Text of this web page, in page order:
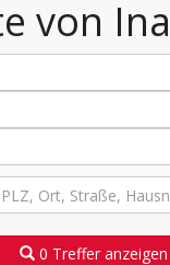
von
0 Treffer anzeigen